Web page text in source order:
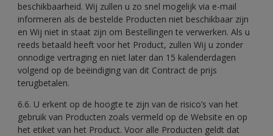
beschikbaarheid. Wij zullen u zo snel mogelijk via e-mail
informeren als de bestelde Producten niet beschikbaar zijn
en Wij niet in staat zijn om Bestellingen te verwerken. Als u
reeds betaald heeft voor het Product, zullen Wij u zonder
onnodige vertraging en niet later dan 15 kalenderdagen
volgend op de beëindiging van dit Contract de prijs
terugbetalen.
6.6. U erkent op de hoogte te zijn van de risico’s van het
gebruik van Producten zoals vermeld op de Website en op
het etiket van het Product. Voor alle Producten geldt dat